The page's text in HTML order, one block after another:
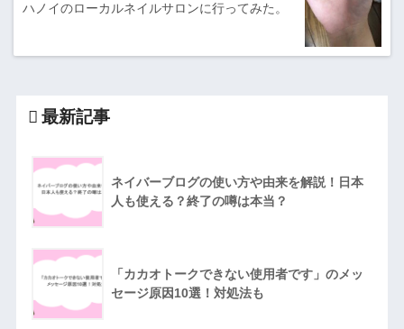
ハノイのローカルネイルサロンに行ってみた。
最新記事
ネイバーブログの使い方や由来を解説！日本
人も使える？終了の噂は本当？
「カカオトークできない使用者です」のメッ
セージ原因10選！対処法も